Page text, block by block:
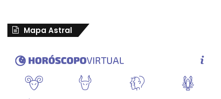
Mapa Astral